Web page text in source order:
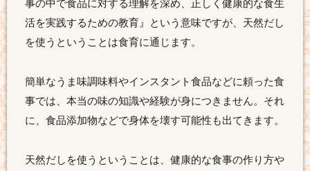
事の中で食品に対する理解を深め、正しく健康的な食生
活を実践するための教育』という意味ですが、天然だし
を使うということは食育に通じます。
簡単なうま味調味料やインスタント食品などに頼った食
事では、本当の味の知識や経験が身につきません。それ
に、食品添加物などで身体を壊す可能性も出てきます。
天然だしを使うということは、健康的な食事の作り方や